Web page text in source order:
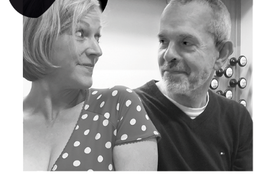
der Orgeleinbau
April 2021 –
der Orgeleinbau
April 2021 –
die Intonation
Geschichte
Orgelbauer
Grußwort von Schirmherr
Wolfgang Thierse